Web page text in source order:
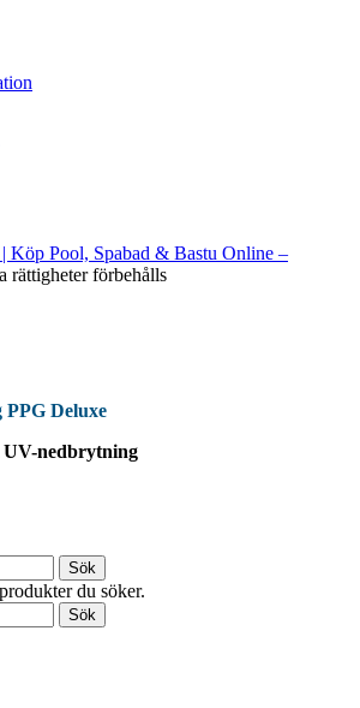
Köp Pool, Spabad & Bastu Online –
rättigheter förbehålls
Deluxe
nedbrytning
Sök
du söker.
Sök